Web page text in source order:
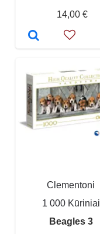
14,00 €
Clementoni
1 000 Kūriniai
Beagles 3